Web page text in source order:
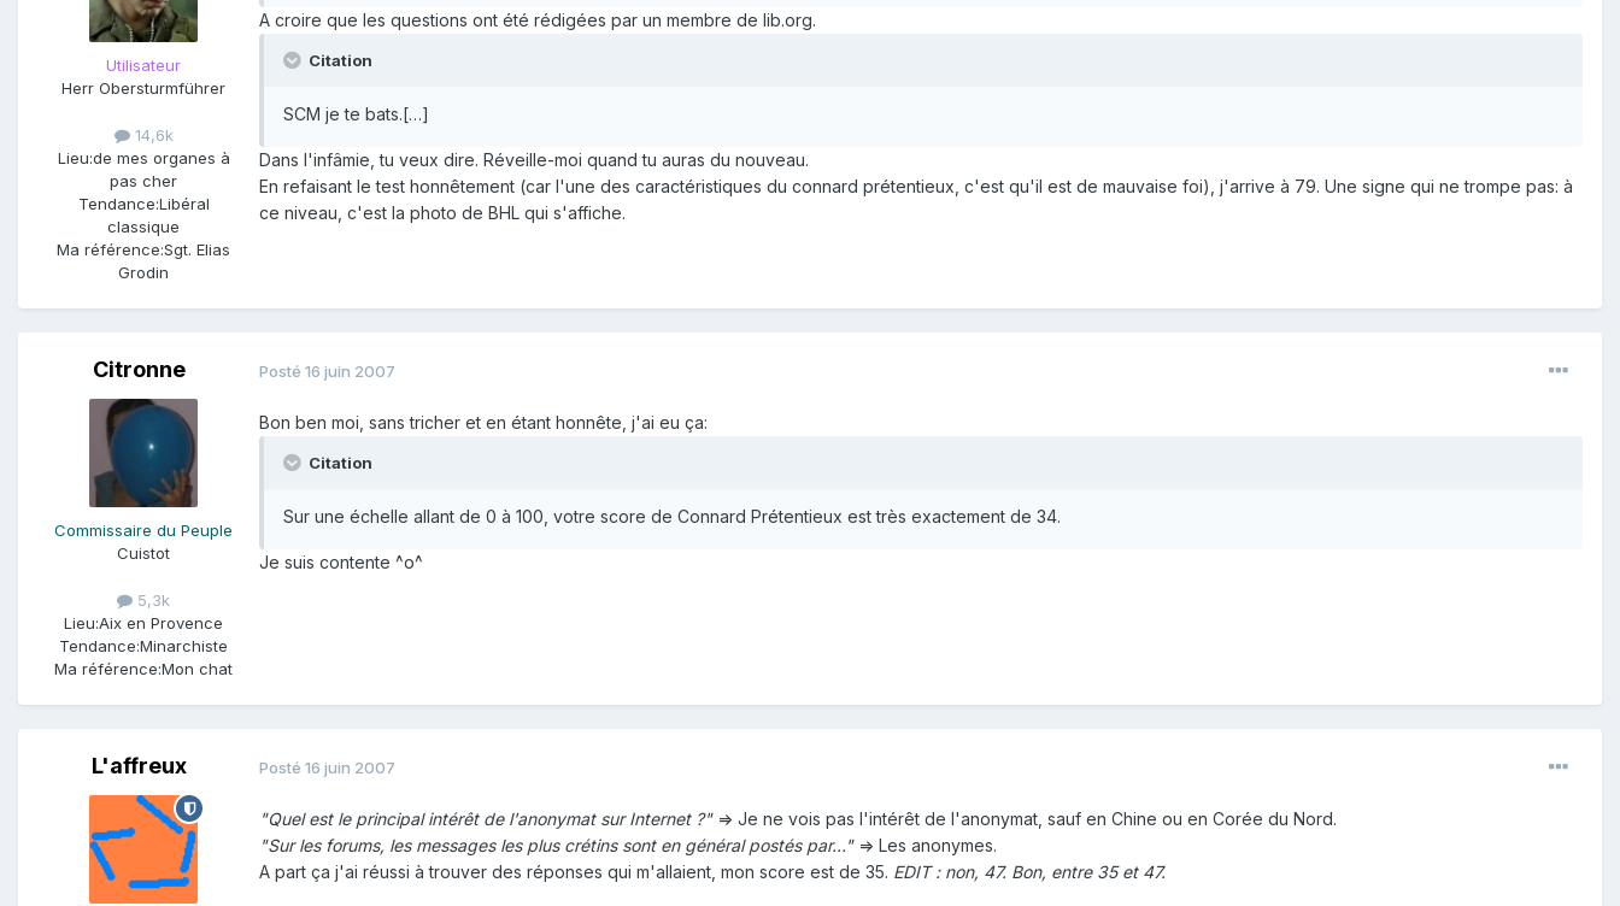
Utilisateur
Herr Obersturmführer
14,6k
Lieu:de mes organes à
pas cher
Tendance:Libéral
classique
Ma référence:Sgt. Elias
Grodin
A croire que les questions ont été rédigées par un membre de lib.org.
Citation
SCM je te bats.[…]
Dans l'infâmie, tu veux dire. Réveille-moi quand tu auras du nouveau.
En refaisant le test honnêtement (car l'une des caractéristiques du connard prétentieux, c'est qu'il est de mauvaise foi), j'arrive à 79. Une signe qui ne trompe pas: à
ce niveau, c'est la photo de BHL qui s'affiche.
Citronne
Commissaire du Peuple
Cuistot
5,3k
Lieu:Aix en Provence
Tendance:Minarchiste
Ma référence:Mon chat
Posté 16 juin 2007
Bon ben moi, sans tricher et en étant honnête, j'ai eu ça:
Citation
Sur une échelle allant de 0 à 100, votre score de Connard Prétentieux est très exactement de 34.
Je suis contente ^o^
L'affreux Posté 16 juin 2007
"Quel est le principal intérêt de l'anonymat sur Internet ?"=> Je ne vois pas l'intérêt de l'anonymat, sauf en Chine ou en Corée du Nord.
"Sur les forums, les messages les plus crétins sont en général postés par…"=> Les anonymes.
A part ça j'ai réussi à trouver des réponses qui m'allaient, mon score est de 35. EDIT : non, 47. Bon, entre 35 et 47.